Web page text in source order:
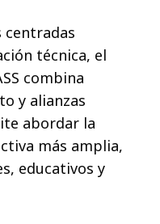
centradas
técnica, el
combina
y alianzas
abordar la
más amplia,
educativos y